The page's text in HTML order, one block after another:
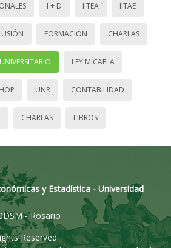
I + D IITEA IITAE
FORMACIÓN CHARLAS
LEY MICAELA
UNR CONTABILIDAD
CHARLAS LIBROS
y Estadística - Universidad
- Rosario
Reserved.